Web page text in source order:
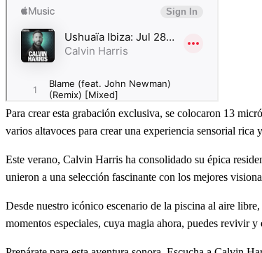
Para crear esta grabación exclusiva, se colocaron 13
varios altavoces para crear una experiencia sensorial rica
Este verano, Calvin Harris ha consolidado su épica
unieron a una selección fascinante con los mejores
Desde nuestro icónico escenario de la piscina al aire
momentos especiales, cuya magia ahora, puedes revivir